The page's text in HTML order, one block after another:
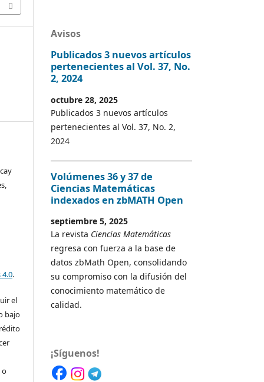
.
el
bajo
o
Avisos
Publicados 3 nuevos artículos
pertenecientes al Vol. 37, No.
2, 2024
octubre 28, 2025
Publicados 3 nuevos artículos
pertenecientes al Vol. 37, No. 2,
2024
Volúmenes 36 y 37 de
Ciencias Matemáticas
indexados en zbMATH Open
septiembre 5, 2025
La revista Ciencias Matemáticas
regresa con fuerza a la base de
datos zbMath Open, consolidando
su compromiso con la difusión del
conocimiento matemático de
calidad.
¡Síguenos!